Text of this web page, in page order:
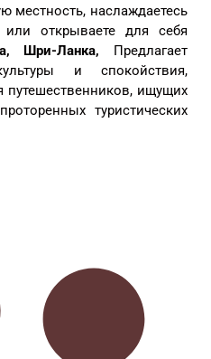
местность, наслаждаетесь
открываете для себя
Шри-Ланка, Предлагает
и спокойствия,
путешественников, ищущих
туристических